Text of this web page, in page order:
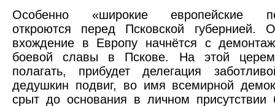
Особенно «широкие европейские
откроются перед Псковской губернией.
вхождение в Европу начнётся с
боевой славы в Пскове. На этой
полагать, прибудет делегация
дедушкин подвиг, во имя всемирной
срыт до основания в личном присутствии